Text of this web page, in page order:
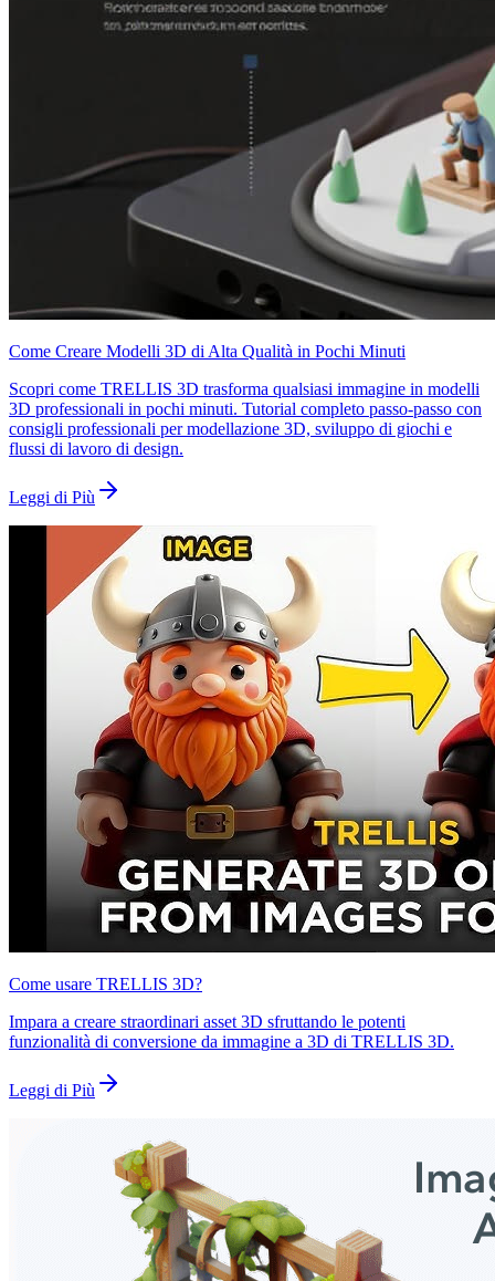
Come Creare Modelli 3D di Alta Qualità in Pochi Minuti
Scopri come TRELLIS 3D trasforma qualsiasi immagine in modelli
3D professionali in pochi minuti. Tutorial completo passo-passo con
consigli professionali per modellazione 3D, sviluppo di giochi e
flussi di lavoro di design.
Leggi di Più
Come usare TRELLIS 3D?
Impara a creare straordinari asset 3D sfruttando le potenti
funzionalità di conversione da immagine a 3D di TRELLIS 3D.
Leggi di Più